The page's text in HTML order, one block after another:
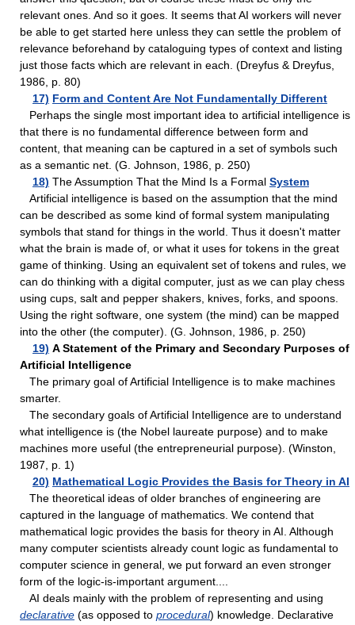
relevant ones. And so it goes. It seems that AI workers will never
be able to get started here unless they can settle the problem of
relevance beforehand by cataloguing types of context and listing
just those facts which are relevant in each. (Dreyfus & Dreyfus,
1986, p. 80)
17) Form and Content Are Not Fundamentally Different
Perhaps the single most important idea to artificial intelligence is
that there is no fundamental difference between form and
content, that meaning can be captured in a set of symbols such
as a semantic net. (G. Johnson, 1986, p. 250)
18) The Assumption That the Mind Is a Formal System
Artificial intelligence is based on the assumption that the mind
can be described as some kind of formal system manipulating
symbols that stand for things in the world. Thus it doesn't matter
what the brain is made of, or what it uses for tokens in the great
game of thinking. Using an equivalent set of tokens and rules, we
can do thinking with a digital computer, just as we can play chess
using cups, salt and pepper shakers, knives, forks, and spoons.
Using the right software, one system (the mind) can be mapped
into the other (the computer). (G. Johnson, 1986, p. 250)
19) A Statement of the Primary and Secondary Purposes of
Artificial Intelligence
The primary goal of Artificial Intelligence is to make machines
smarter.
The secondary goals of Artificial Intelligence are to understand
what intelligence is (the Nobel laureate purpose) and to make
machines more useful (the entrepreneurial purpose). (Winston,
1987, p. 1)
20) Mathematical Logic Provides the Basis for Theory in AI
The theoretical ideas of older branches of engineering are
captured in the language of mathematics. We contend that
mathematical logic provides the basis for theory in AI. Although
many computer scientists already count logic as fundamental to
computer science in general, we put forward an even stronger
form of the logic-is-important argument....
AI deals mainly with the problem of representing and using
declarative (as opposed to procedural) knowledge. Declarative